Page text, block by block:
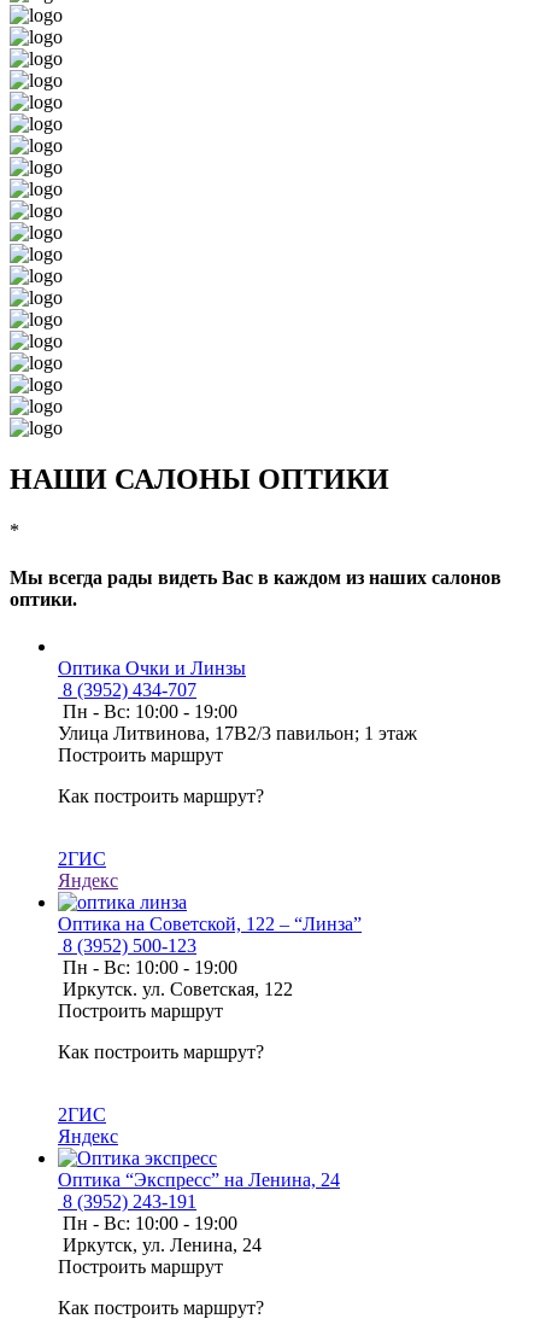
НАШИ САЛОНЫ ОПТИКИ
*
Мы всегда рады видеть Вас в каждом из наших салонов
оптики.
Оптика Очки и Линзы
8 (3952) 434-707
Пн - Вс: 10:00 - 19:00
​Улица Литвинова, 17​В2/3 павильон; 1 этаж
Построить маршрут
Как построить маршрут?
2ГИС
Яндекс
Оптика на Советской, 122 – “Линза”
8 (3952) 500-123
Пн - Вс: 10:00 - 19:00
Иркутск. ул. Советская, 122
Построить маршрут
Как построить маршрут?
2ГИС
Яндекс
Оптика “Экспресс” на Ленина, 24
8 (3952) 243-191
Пн - Вс: 10:00 - 19:00
Иркутск, ул. Ленина, 24
Построить маршрут
Как построить маршрут?